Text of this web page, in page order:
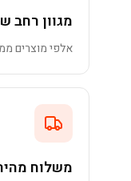
מגוון רחב
אלפי מוצרים
משלוח